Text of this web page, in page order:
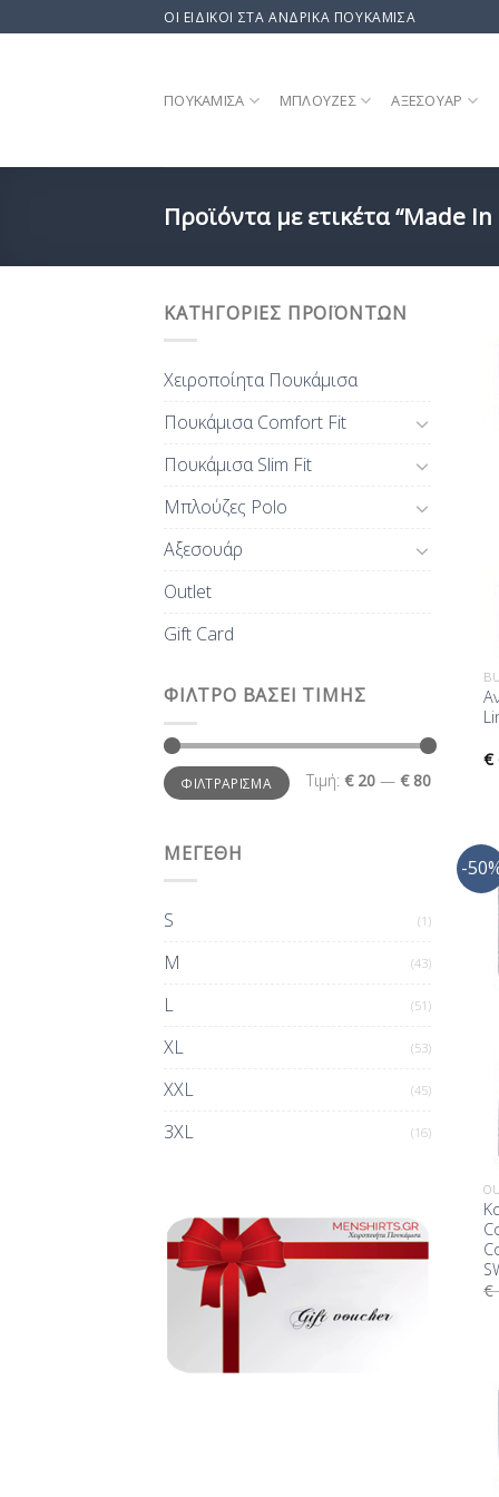
to
ΟΙ ΕΙΔΙΚΟΙ ΣΤΑ ΑΝΔΡΙΚΑ ΠΟΥΚΑΜΙΣΑ
ΠΟΥΚΆΜΙΣΑ ΜΠΛΟΎΖΕΣ ΑΞΕΣΟΥΆΡ
Προϊόντα με ετικέτα “Made
ΚΑΤΗΓΟΡΊΕΣ ΠΡΟΪΌΝΤΩΝ
Χειροποίητα Πουκάμισα
Πουκάμισα Comfort Fit
Πουκάμισα Slim Fit
Μπλούζες Polo
Αξεσουάρ
Outlet
Gift Card
ΦΊΛΤΡΟ ΒΆΣΕΙ ΤΙΜΉΣ
Ελάχιστη
τιμή
Μέγιστη
τιμήΦΙΛΤΡΆΡΙΣΜΑ Τιμή: € 20 — € 80
ΜΕΓΕΘΗ
S (1)
M (43)
L (51)
XL (53)
XXL (45)
3XL (16)
€
-
€